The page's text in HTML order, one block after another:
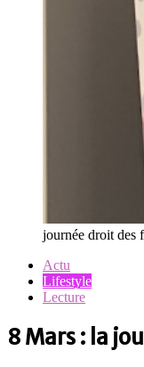
journée droit des
Actu
Lifestyle
Lecture
8 Mars : la